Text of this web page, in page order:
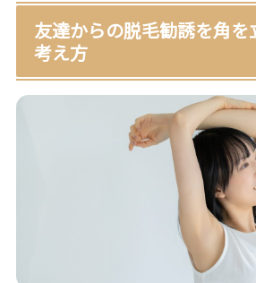
友達からの脱毛勧誘を角を
考え方